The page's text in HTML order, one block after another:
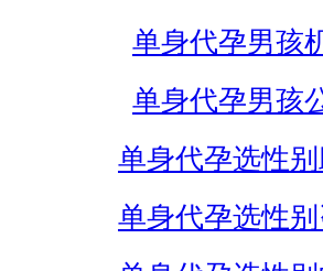
单身代孕男孩
单身代孕男孩
单身代孕选性
单身代孕选性